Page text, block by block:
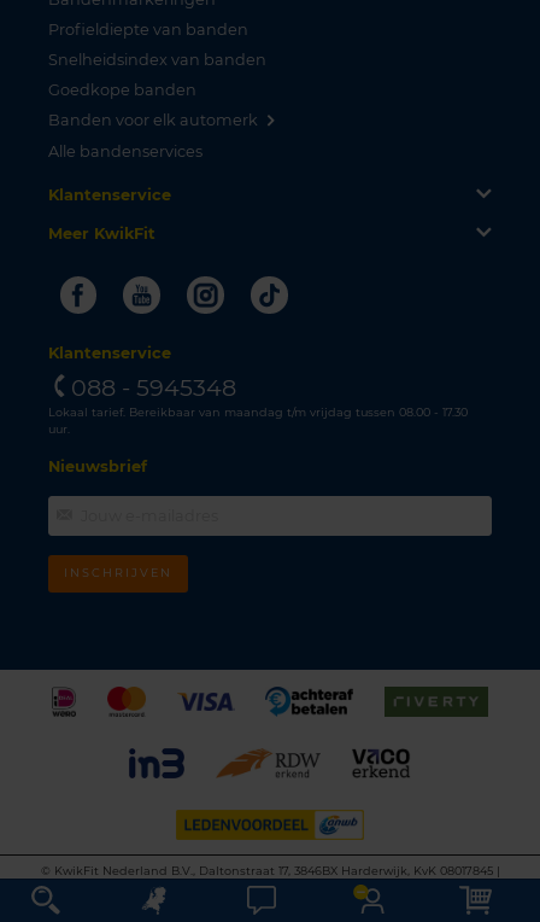
Profieldiepte van banden
Snelheidsindex van banden
Goedkope banden
Banden voor elk automerk
Alle bandenservices
Klantenservice
Meer KwikFit
FacebookYoutubeInstagram
Tiktok
Klantenservice
088 - 5945348
Lokaal tarief. Bereikbaar van maandag t/m vrijdag tussen 08.00 - 17.30
uur.
Nieuwsbrief
INSCHRIJVEN
©
KwikFit Nederland B.V., Daltonstraat 17, 3846BX Harderwijk, KvK 08017845 |
Algemene voorwaarden
Privacyverklaring Cookiebeleid
Disclaimer
This site is protected by reCAPTCHA and the Google
Privacy Policy
Terms of